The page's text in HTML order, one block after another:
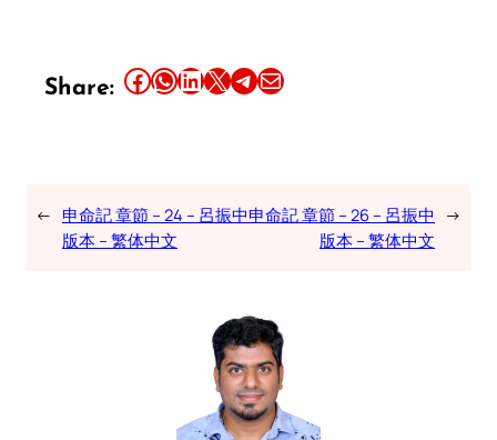
Share: Share this article on Facebook Share this article on WhatsApp Share this article on LinkedIn Share this article on X Share this article on TelegramEmail this Article
← 申命記 章節 – 24 – 呂振中
版本 – 繁体中文
申命記 章節 – 26 – 呂振中
版本 – 繁体中文
→